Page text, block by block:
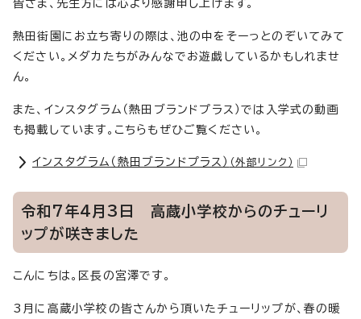
皆さま、先生方には心より感謝申し上げます。
熱田街園にお立ち寄りの際は、池の中をそーっとのぞいてみて
ください。メダカたちがみんなでお遊戯しているかもしれませ
ん。
また、インスタグラム（熱田ブランドプラス）では入学式の動画
も掲載しています。こちらもぜひご覧ください。
インスタグラム（熱田ブランドプラス） （外部リンク）
令和7年4月3日 高蔵小学校からのチューリ
ップが咲きました
こんにちは。区長の宮澤です。
3月に高蔵小学校の皆さんから頂いたチューリップが、春の暖